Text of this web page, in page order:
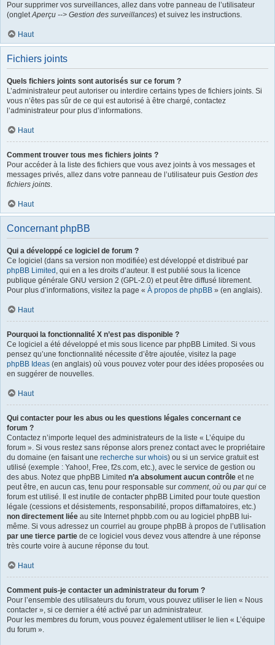
Pour supprimer vos surveillances, allez dans votre panneau de l’utilisateur
(ongletAperçu --> Gestion des surveillances) et suivez les instructions.
Haut
Fichiers joints
Quels fichiers joints sont autorisés sur ce forum ?
L’administrateur peut autoriser ou interdire certains types de fichiers joints. Si
vous n’êtes pas sûr de ce qui est autorisé à être chargé, contactez
l’administrateur pour plus d’informations.
Haut
Comment trouver tous mes fichiers joints ?
Pour accéder à la liste des fichiers que vous avez joints à vos messages et
messages privés, allez dans votre panneau de l’utilisateur puis Gestion des
fichiers joints.
Haut
Concernant phpBB
Qui a développé ce logiciel de forum ?
Ce logiciel (dans sa version non modifiée) est développé et distribué par
phpBB Limited , qui en a les droits d’auteur. Il est publié sous la licence
publique générale GNU version 2 (GPL-2.0) et peut être diffusé librement.
Pour plus d’informations, visitez la page « À propos de phpBB » (en anglais).
Haut
Pourquoi la fonctionnalité X n’est pas disponible ?
Ce logiciel a été développé et mis sous licence par phpBB Limited. Si vous
pensez qu’une fonctionnalité nécessite d’être ajoutée, visitez la page
phpBB Ideas (en anglais) où vous pouvez voter pour des idées proposées ou
en suggérer de nouvelles.
Haut
Qui contacter pour les abus ou les questions légales concernant ce
forum ?
Contactez n’importe lequel des administrateurs de la liste « L’équipe du
forum ». Si vous restez sans réponse alors prenez contact avec le propriétaire
du domaine (en faisant une recherche sur whois) ou si un service gratuit est
utilisé (exemple : Yahoo!, Free, f2s.com, etc.), avec le service de gestion ou
des abus. Notez que phpBB Limited n’a absolument aucun contrôle et ne
peut être, en aucun cas, tenu pour responsable sur comment, où ou par qui ce
forum est utilisé. Il est inutile de contacter phpBB Limited pour toute question
légale (cessions et désistements, responsabilité, propos diffamatoires, etc.)
non directement liée au site Internet phpbb.com ou au logiciel phpBB lui-
même. Si vous adressez un courriel au groupe phpBB à propos de l’utilisation
par une tierce partie de ce logiciel vous devez vous attendre à une réponse
très courte voire à aucune réponse du tout.
Haut
Comment puis-je contacter un administrateur du forum ?
Pour l’ensemble des utilisateurs du forum, vous pouvez utiliser le lien « Nous
contacter », si ce dernier a été activé par un administrateur.
Pour les membres du forum, vous pouvez également utiliser le lien « L’équipe
du forum ».